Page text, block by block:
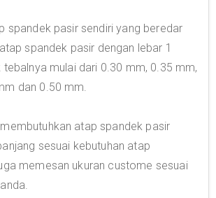
spandek pasir sendiri yang beredar
spandek pasir dengan lebar 1
tebalnya mulai dari 0.30 mm, 0.35 mm,
dan 0.50 mm.
atap spandek pasir
sesuai kebutuhan atap
memesan ukuran custome sesuai